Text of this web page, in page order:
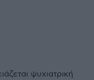
ψυχιατρική